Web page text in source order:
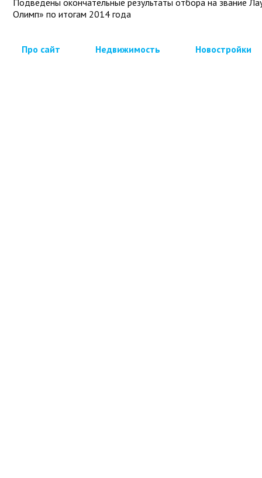
Подведены окончательные результаты отбора на звание
Олимп» по итогам 2014 года
Про сайт Недвижимость Новостройки